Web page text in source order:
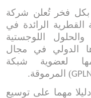
بكل فخر تُعلن شركة
الرائدة في
اللوجستية
الدولي في مجال
لعضوية شبكة
GPLN) المرموقة.
مهما على توسيع